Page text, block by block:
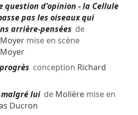
question d'opinion - la Cellule
pas les oiseaux qui
arrière-pensées de
mise en scène
conception Richard
malgré luide Molièremise en
Ducron